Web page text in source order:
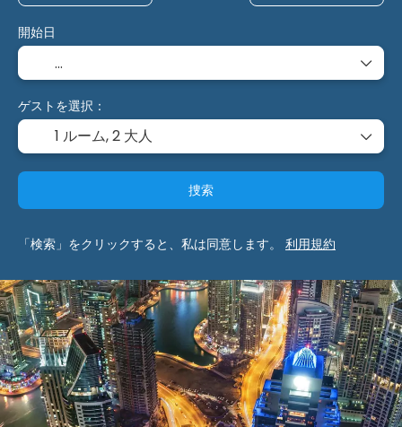
開始日
ゲストを選択：
1 ルーム,2 大人
捜索
「検索」をクリックすると、私は同意します。 利用規約